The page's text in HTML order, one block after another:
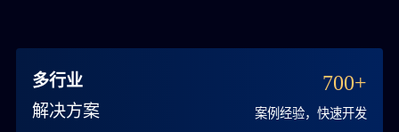
多行业
解决方案
700+
案例经验，快速开发